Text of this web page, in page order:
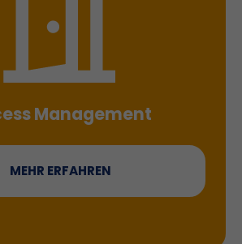
Management
MEHR ERFAHREN